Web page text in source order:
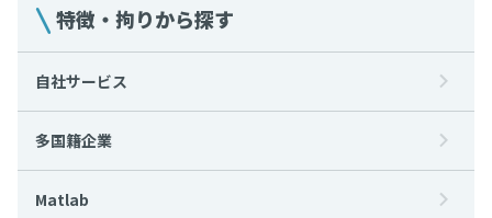
特徴・拘りから探す
自社サービス
多国籍企業
Matlab